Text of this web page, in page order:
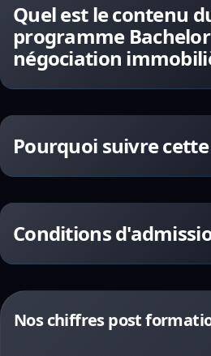
Quel est le contenu
programme
négociation
Pourquoi suivre
Conditions
Nos chiffres post